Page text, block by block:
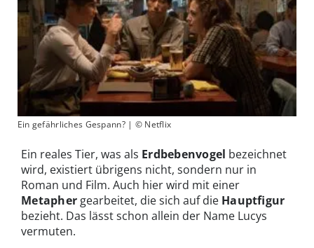
Ein gefährliches Gespann? | © Netflix
Ein reales Tier, was als Erdbebenvogel bezeichnet
wird, existiert übrigens nicht, sondern nur in
Roman und Film. Auch hier wird mit einer
Metapher gearbeitet, die sich auf die Hauptfigur
bezieht. Das lässt schon allein der Name Lucys
vermuten.